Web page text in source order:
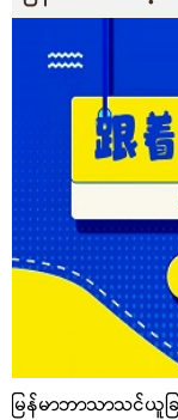
မြန်မာဘာသာသင်ယူခ